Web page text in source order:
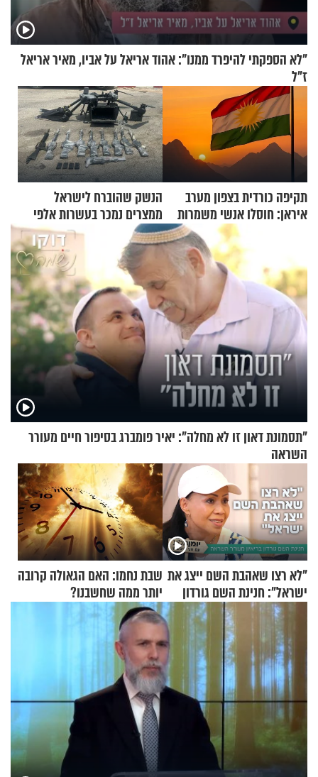
"לא הספקתי להיפרד ממנו": אהוד אריאל על אביו, מאיר אריאל
ז"ל
תקיפה כורדית בצפון מערב
איראן: חוסלו אנשי משמרות
הנשק שהוברח לישראל
ממצרים נמכר בעשרות אלפי
שקלים
"תסמונת דאון זו לא מחלה": יאיר פומברג בסיפור חיים מעורר
השראה
"לא רצו שאהבת השם ייצג את
ישראל": חנינת השם גורדון
בריאיון מעורר השראה
שבת נחמו: האם הגאולה קרובה
יותר ממה שחשבנו?